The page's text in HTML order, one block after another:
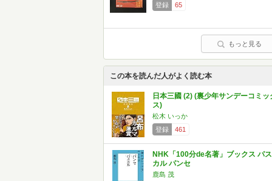
登録
65
もっと見る
この本を読んだ人がよく読む本
日本三國 (2) (裏少年サンデーコミッ
ス)
松木 いっか
登録
461
NHK「100分de名著」ブックス パス
カル パンセ
鹿島 茂